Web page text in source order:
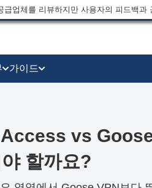
업체를 리뷰하지만 사용자의 피드백
가이드
vs
할까요?